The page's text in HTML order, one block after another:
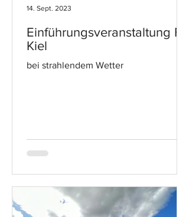
Einführungsveranstaltung FH
Kiel
bei strahlendem Wetter
14. Sept. 2023